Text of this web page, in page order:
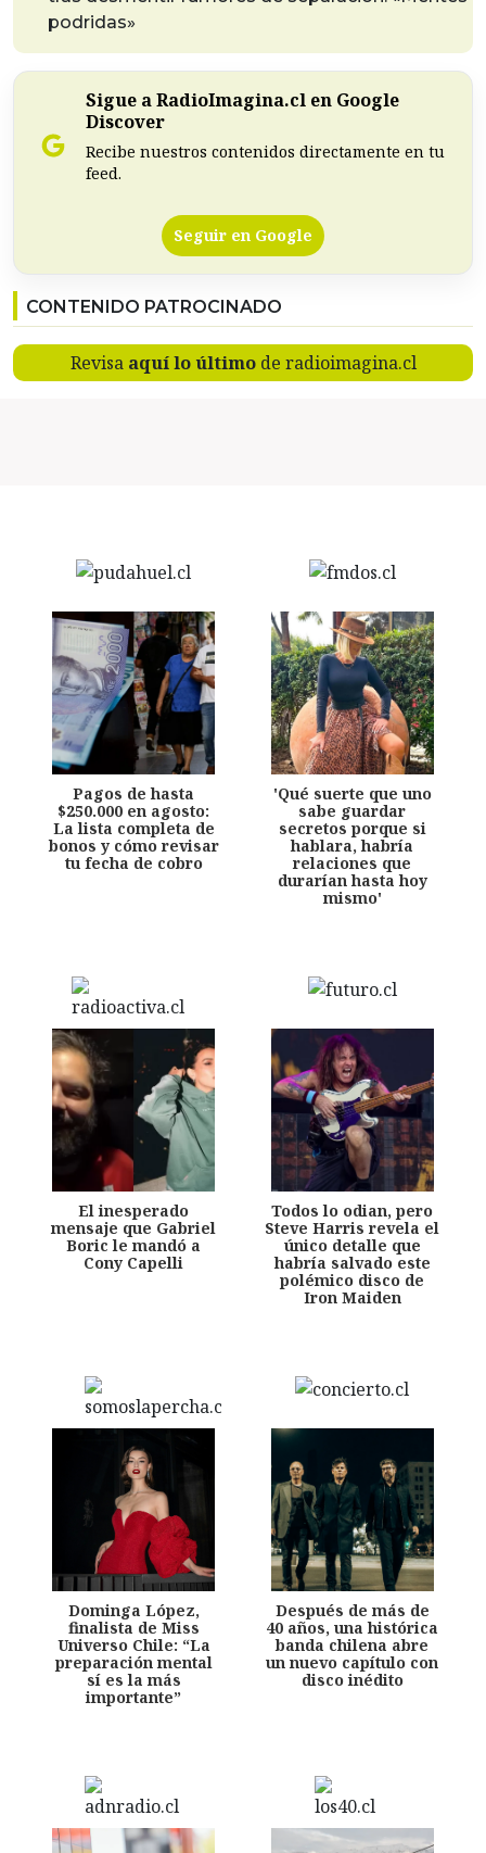
podridas»
Sigue a RadioImagina.cl en Google
Discover
Recibe nuestros contenidos directamente en tu
feed.
Seguir en Google
CONTENIDO PATROCINADO
Revisa aquí lo últimode radioimagina.cl
Pagos de hasta
$250.000 en agosto:
La lista completa de
bonos y cómo revisar
tu fecha de cobro
'Qué suerte que uno
sabe guardar
secretos porque si
hablara, habría
relaciones que
durarían hasta hoy
mismo'
El inesperado
mensaje que Gabriel
Boric le mandó a
Cony Capelli
Todos lo odian, pero
Steve Harris revela el
único detalle que
habría salvado este
polémico disco de
Iron Maiden
Dominga López,
finalista de Miss
Universo Chile: “La
preparación mental
sí es la más
importante”
Después de más de
40 años, una histórica
banda chilena abre
un nuevo capítulo con
disco inédito